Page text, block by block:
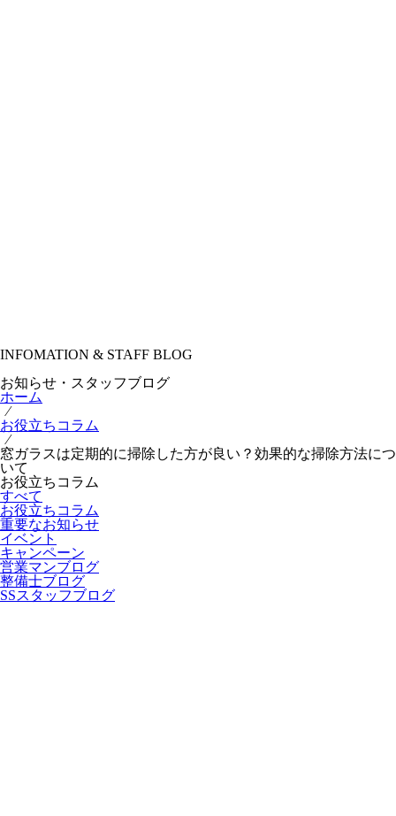
INFOMATION & STAFF BLOG
お知らせ・スタッフブログ
ホーム
⁄
お役立ちコラム
⁄
窓ガラスは定期的に掃除した方が良い？効果的な掃除方法につ
いて
お役立ちコラム
すべて
お役立ちコラム
重要なお知らせ
イベント
キャンペーン
営業マンブログ
整備士ブログ
SSスタッフブログ